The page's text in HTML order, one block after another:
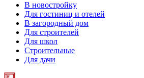
В новостройку
Для гостиниц и отелей
В загородный дом
Для строителей
Для школ
Строительные
Для дачи